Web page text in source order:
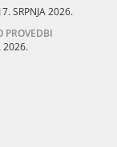
SRPNJA 2026.
PROVEDBI
2026.